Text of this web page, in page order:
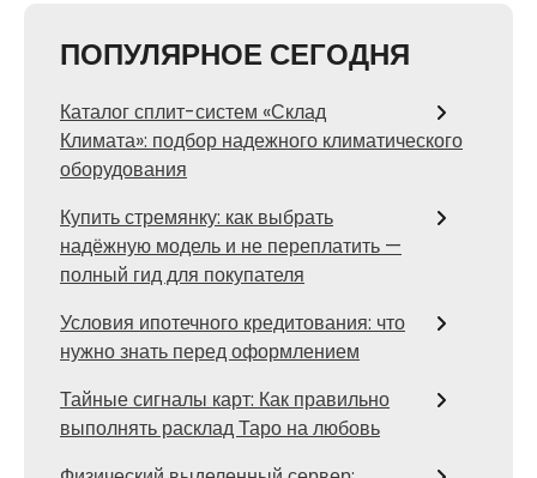
ПОПУЛЯРНОЕ СЕГОДНЯ
Каталог сплит-систем «Склад
Климата»: подбор надежного климатического
оборудования
Купить стремянку: как выбрать
надёжную модель и не переплатить —
полный гид для покупателя
Условия ипотечного кредитования: что
нужно знать перед оформлением
Тайные сигналы карт: Как правильно
выполнять расклад Таро на любовь